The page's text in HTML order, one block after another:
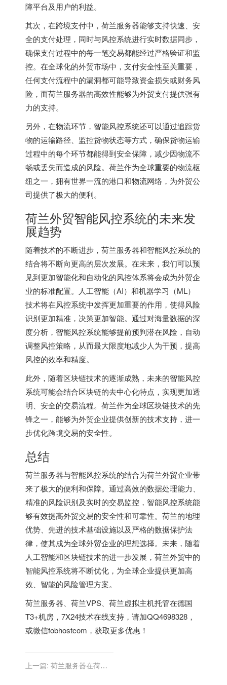
障平台及用户的利益。
其次，在跨境支付中，荷兰服务器能够支持快速、安
全的支付处理，同时与风控系统进行实时数据同步，
确保支付过程中的每一笔交易都能经过严格验证和监
控。在全球化的外贸市场中，支付安全性至关重要，
任何支付流程中的漏洞都可能导致资金损失或财务风
险，而荷兰服务器的高效性能够为外贸支付提供强有
力的支持。
另外，在物流环节，智能风控系统还可以通过追踪货
物的运输路径、监控货物状态等方式，确保货物运输
过程中的每个环节都能得到安全保障，减少因物流不
畅或丢失而造成的风险。荷兰作为全球重要的物流枢
纽之一，拥有世界一流的港口和物流网络，为外贸公
司提供了极大的便利。
荷兰外贸智能风控系统的未来发
展趋势
随着技术的不断进步， 荷兰服务器和智能风控系统的
结合将不断向更高的层次发展。在未来，我们可以预
见到更加智能化和自动化的风控体系将会成为外贸企
业的标准配置。人工智能（AI）和机器学习（ML）
技术将在风控系统中发挥更加重要的作用，使得风险
识别更加精准，决策更加智能。通过对海量数据的深
度分析，智能风控系统能够提前预判潜在风险，自动
调整风控策略，从而最大限度地减少人为干预，提高
风控的效率和精度。
此外，随着区块链技术的逐渐成熟，未来的智能风控
系统可能会结合区块链的去中心化特点，实现更加透
明、安全的交易流程。荷兰作为全球区块链技术的先
锋之一，能够为外贸企业提供创新的技术支持，进一
步优化跨境交易的安全性。
总结
荷兰服务器与智能风控系统的结合为荷兰外贸企业带
来了极大的便利和保障。通过高效的数据处理能力、
精准的风险识别及实时的交易监控，智能风控系统能
够有效提高外贸交易的安全性和可靠性。荷兰的地理
优势、先进的技术基础设施以及严格的数据保护法
律，使其成为全球外贸企业的理想选择。未来，随着
人工智能和区块链技术的进一步发展，荷兰外贸中的
智能风控系统将不断优化，为全球企业提供更加高
效、智能的风险管理方案。
荷兰服务器
荷兰VPS 荷兰虚拟主机托管在德国
T3+机房，7X24技术在线支持，请加QQ4698328，
或微信fobhostcom，获取更多优惠！
上一篇: 荷兰服务器在荷兰